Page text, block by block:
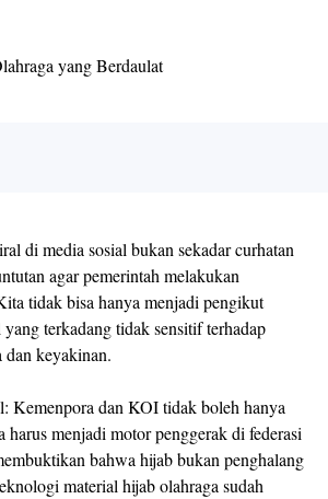
yang Berdaulat
di media sosial bukan sekadar curhatan
agar pemerintah melakukan
tidak bisa hanya menjadi pengikut
terkadang tidak sensitif terhadap
dan keyakinan.
Kemenpora dan KOI tidak boleh hanya
harus menjadi motor penggerak di federasi
bahwa hijab bukan penghalang
material hijab olahraga sudah